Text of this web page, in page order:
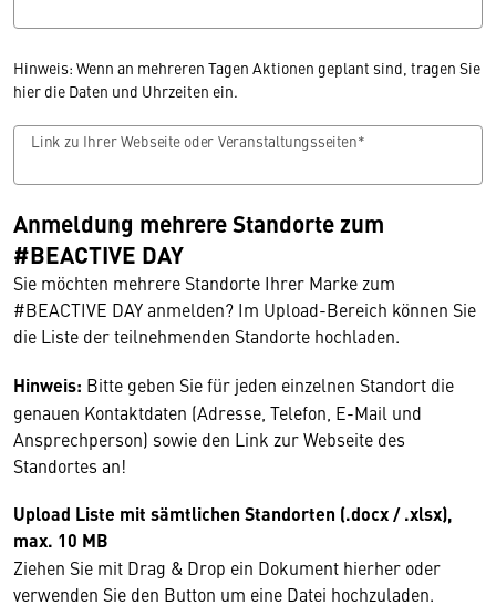
Hinweis: Wenn an mehreren Tagen Aktionen geplant sind, tragen Sie
hier die Daten und Uhrzeiten ein.
Link zu Ihrer Webseite oder Veranstaltungsseiten*
Anmeldung mehrere Standorte zum
#BEACTIVE DAY
Sie möchten mehrere Standorte Ihrer Marke zum
#BEACTIVE DAY anmelden? Im Upload-Bereich können Sie
die Liste der teilnehmenden Standorte hochladen.
Hinweis: Bitte geben Sie für jeden einzelnen Standort die
genauen Kontaktdaten (Adresse, Telefon, E-Mail und
Ansprechperson) sowie den Link zur Webseite des
Standortes an!
Upload Liste mit sämtlichen Standorten (.docx / .xlsx),
max. 10 MB
Ziehen Sie mit Drag & Drop ein Dokument hierher oder
verwenden Sie den Button um eine Datei hochzuladen.